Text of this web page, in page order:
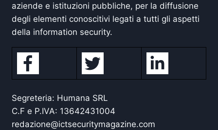
aziende e istituzioni pubbliche, per la diffusione
degli elementi conoscitivi legati a tutti gli aspetti
della information security.
Segreteria: Humana SRL
C.F e P.IVA: 13642431004
redazione@ictsecuritymagazine.com